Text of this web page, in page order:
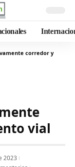
corredor y
vial
2023